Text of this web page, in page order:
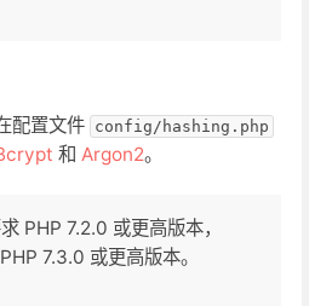
配置文件 config/hashing.php
和 Argon2。
PHP 7.2.0 或更高版本，
7.3.0 或更高版本。